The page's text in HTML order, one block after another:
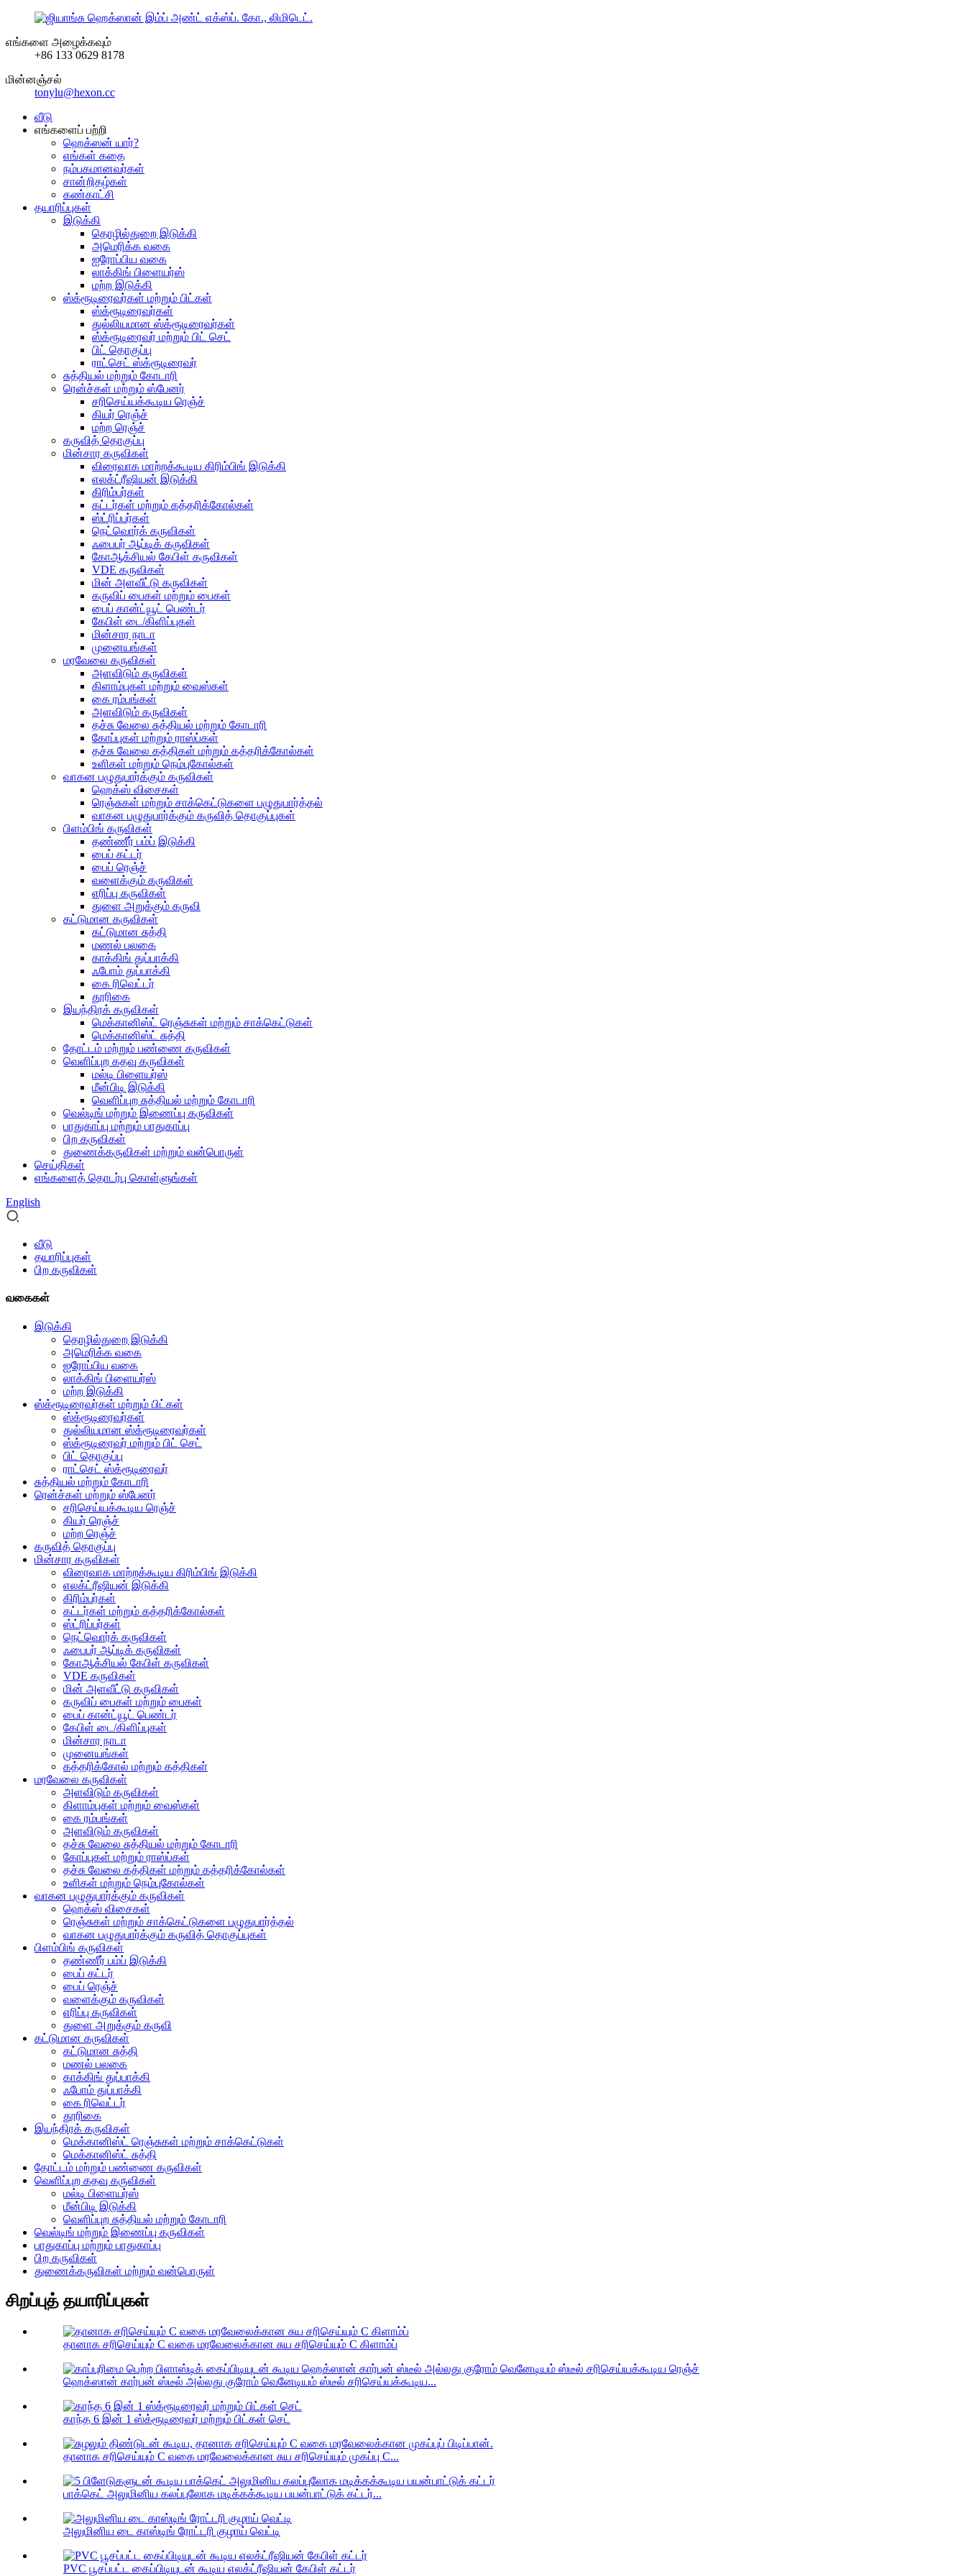
எங்களை அழைக்கவும்
+86 133 0629 8178
மின்னஞ்சல்
tonylu@hexon.cc
வீடு
எங்களைப் பற்றி
ஹெக்ஸன் யார்?
எங்கள் கதை
நம்பகமானவர்கள்
சான்றிதழ்கள்
கண்காட்சி
தயாரிப்புகள்
இடுக்கி
தொழில்துறை இடுக்கி
அமெரிக்க வகை
ஐரோப்பிய வகை
லாக்கிங் பிளையர்ஸ்
மற்ற இடுக்கி
ஸ்க்ரூடிரைவர்கள் மற்றும் பிட்கள்
ஸ்க்ரூடிரைவர்கள்
துல்லியமான ஸ்க்ரூடிரைவர்கள்
ஸ்க்ரூடிரைவர் மற்றும் பிட் செட்
பிட் தொகுப்பு
ராட்செட் ஸ்க்ரூடிரைவர்
சுத்தியல் மற்றும் கோடாரி
ரென்ச்கள் மற்றும் ஸ்பேனர்
சரிசெய்யக்கூடிய ரெஞ்ச்
கியர் ரெஞ்ச்
மற்ற ரெஞ்ச்
கருவித் தொகுப்பு
மின்சார கருவிகள்
விரைவாக மாற்றக்கூடிய கிரிம்பிங் இடுக்கி
எலக்ட்ரீஷியன் இடுக்கி
கிரிம்பர்கள்
கட்டர்கள் மற்றும் கத்தரிக்கோல்கள்
ஸ்ட்ரிப்பர்கள்
நெட்வொர்க் கருவிகள்
ஃபைபர் ஆப்டிக் கருவிகள்
கோஆக்சியல் கேபிள் கருவிகள்
VDE கருவிகள்
மின் அளவீட்டு கருவிகள்
கருவிப் பைகள் மற்றும் பைகள்
பைப் கான்ட்யூட் பெண்டர்
கேபிள் டை/கிளிப்புகள்
மின்சார நாடா
முனையங்கள்
மரவேலை கருவிகள்
அளவிடும் கருவிகள்
கிளாம்புகள் மற்றும் வைஸ்கள்
கை ரம்பங்கள்
அளவிடும் கருவிகள்
தச்சு வேலை சுத்தியல் மற்றும் கோடாரி
கோப்புகள் மற்றும் ராஸ்ப்கள்
தச்சு வேலை கத்திகள் மற்றும் கத்தரிக்கோல்கள்
உளிகள் மற்றும் நெம்புகோல்கள்
வாகன பழுதுபார்க்கும் கருவிகள்
ஹெக்ஸ் விசைகள்
ரெஞ்சுகள் மற்றும் சாக்கெட்டுகளை பழுதுபார்த்தல்
வாகன பழுதுபார்க்கும் கருவித் தொகுப்புகள்
பிளம்பிங் கருவிகள்
தண்ணீர் பம்ப் இடுக்கி
பைப் கட்டர்
பைப் ரெஞ்ச்
வளைக்கும் கருவிகள்
எரிப்பு கருவிகள்
துளை அறுக்கும் கருவி
கட்டுமான கருவிகள்
கட்டுமான சுத்தி
மணல் பலகை
காக்கிங் துப்பாக்கி
ஃபோம் துப்பாக்கி
கை ரிவெட்டர்
தூரிகை
இயந்திரக் கருவிகள்
மெக்கானிஸ்ட் ரெஞ்சுகள் மற்றும் சாக்கெட்டுகள்
மெக்கானிஸ்ட் சுத்தி
தோட்டம் மற்றும் பண்ணை கருவிகள்
வெளிப்புற கதவு கருவிகள்
மல்டி பிளையர்ஸ்
மீன்பிடி இடுக்கி
வெளிப்புற சுத்தியல் மற்றும் கோடாரி
வெல்டிங் மற்றும் இணைப்பு கருவிகள்
பாதுகாப்பு மற்றும் பாதுகாப்பு
பிற கருவிகள்
துணைக்கருவிகள் மற்றும் வன்பொருள்
செய்திகள்
எங்களைத் தொடர்பு கொள்ளுங்கள்
English
வீடு
தயாரிப்புகள்
பிற கருவிகள்
வகைகள்
இடுக்கி
தொழில்துறை இடுக்கி
அமெரிக்க வகை
ஐரோப்பிய வகை
லாக்கிங் பிளையர்ஸ்
மற்ற இடுக்கி
ஸ்க்ரூடிரைவர்கள் மற்றும் பிட்கள்
ஸ்க்ரூடிரைவர்கள்
துல்லியமான ஸ்க்ரூடிரைவர்கள்
ஸ்க்ரூடிரைவர் மற்றும் பிட் செட்
பிட் தொகுப்பு
ராட்செட் ஸ்க்ரூடிரைவர்
சுத்தியல் மற்றும் கோடாரி
ரென்ச்கள் மற்றும் ஸ்பேனர்
சரிசெய்யக்கூடிய ரெஞ்ச்
கியர் ரெஞ்ச்
மற்ற ரெஞ்ச்
கருவித் தொகுப்பு
மின்சார கருவிகள்
விரைவாக மாற்றக்கூடிய கிரிம்பிங் இடுக்கி
எலக்ட்ரீஷியன் இடுக்கி
கிரிம்பர்கள்
கட்டர்கள் மற்றும் கத்தரிக்கோல்கள்
ஸ்ட்ரிப்பர்கள்
நெட்வொர்க் கருவிகள்
ஃபைபர் ஆப்டிக் கருவிகள்
கோஆக்சியல் கேபிள் கருவிகள்
VDE கருவிகள்
மின் அளவீட்டு கருவிகள்
கருவிப் பைகள் மற்றும் பைகள்
பைப் கான்ட்யூட் பெண்டர்
கேபிள் டை/கிளிப்புகள்
மின்சார நாடா
முனையங்கள்
கத்தரிக்கோல் மற்றும் கத்திகள்
மரவேலை கருவிகள்
அளவிடும் கருவிகள்
கிளாம்புகள் மற்றும் வைஸ்கள்
கை ரம்பங்கள்
அளவிடும் கருவிகள்
தச்சு வேலை சுத்தியல் மற்றும் கோடாரி
கோப்புகள் மற்றும் ராஸ்ப்கள்
தச்சு வேலை கத்திகள் மற்றும் கத்தரிக்கோல்கள்
உளிகள் மற்றும் நெம்புகோல்கள்
வாகன பழுதுபார்க்கும் கருவிகள்
ஹெக்ஸ் விசைகள்
ரெஞ்சுகள் மற்றும் சாக்கெட்டுகளை பழுதுபார்த்தல்
வாகன பழுதுபார்க்கும் கருவித் தொகுப்புகள்
பிளம்பிங் கருவிகள்
தண்ணீர் பம்ப் இடுக்கி
பைப் கட்டர்
பைப் ரெஞ்ச்
வளைக்கும் கருவிகள்
எரிப்பு கருவிகள்
துளை அறுக்கும் கருவி
கட்டுமான கருவிகள்
கட்டுமான சுத்தி
மணல் பலகை
காக்கிங் துப்பாக்கி
ஃபோம் துப்பாக்கி
கை ரிவெட்டர்
தூரிகை
இயந்திரக் கருவிகள்
மெக்கானிஸ்ட் ரெஞ்சுகள் மற்றும் சாக்கெட்டுகள்
மெக்கானிஸ்ட் சுத்தி
தோட்டம் மற்றும் பண்ணை கருவிகள்
வெளிப்புற கதவு கருவிகள்
மல்டி பிளையர்ஸ்
மீன்பிடி இடுக்கி
வெளிப்புற சுத்தியல் மற்றும் கோடாரி
வெல்டிங் மற்றும் இணைப்பு கருவிகள்
பாதுகாப்பு மற்றும் பாதுகாப்பு
பிற கருவிகள்
துணைக்கருவிகள் மற்றும் வன்பொருள்
சிறப்புத் தயாரிப்புகள்
தானாக சரிசெய்யும் C வகை மரவேலைக்கான சுய சரிசெய்யும் C கிளாம்ப்
ஹெக்ஸான் கார்பன் ஸ்டீல் அல்லது குரோம் வெனேடியம் ஸ்டீல் சரிசெய்யக்கூடிய...
காந்த 6 இன் 1 ஸ்க்ரூடிரைவர் மற்றும் பிட்கள் செட்
தானாக சரிசெய்யும் C வகை மரவேலைக்கான சுய சரிசெய்யும் முகப்பு C...
பாக்கெட் அலுமினிய கலப்புலோக மடிக்கக்கூடிய பயன்பாட்டுக் கட்டர்...
அலுமினிய டை காஸ்டிங் ரோட்டரி குழாய் வெட்டி
PVC பூசப்பட்ட கைப்பிடியுடன் கூடிய எலக்ட்ரீஷியன் கேபிள் கட்டர்